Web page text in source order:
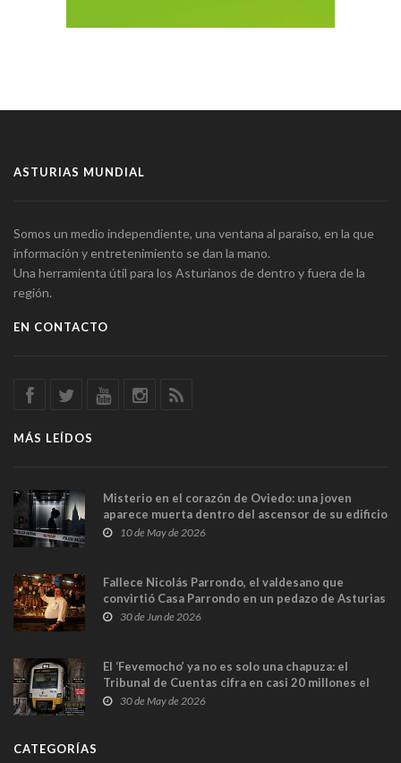
ASTURIAS MUNDIAL
Somos un medio independiente, una ventana al paraíso, en la que
información y entretenimiento se dan la mano.
Una herramienta útil para los Asturianos de dentro y fuera de la
región.
EN CONTACTO
MÁS LEÍDOS
Misterio en el corazón de Oviedo: una joven
aparece muerta dentro del ascensor de su edificio
y las cámaras captan sus últimos minutos
10 de May de 2026
Fallece Nicolás Parrondo, el valdesano que
convirtió Casa Parrondo en un pedazo de Asturias
en Madrid
30 de Jun de 2026
El ‘Fevemocho’ ya no es solo una chapuza: el
Tribunal de Cuentas cifra en casi 20 millones el
sobrecoste de los trenes que no cabían por los
30 de May de 2026
CATEGORÍAS